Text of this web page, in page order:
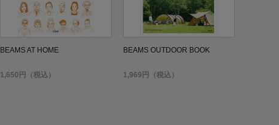
BEAMS AT HOME
1,650円（税込）
BEAMS OUTDOOR BOOK
1,969円（税込）